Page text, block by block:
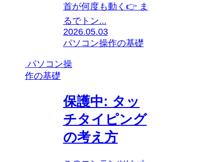
首が何度も動く👉 ま
るでトン...
2026.05.03
パソコン操作の基礎
パソコン操
作の基礎
保護中: タッ
チタイピング
の考え方